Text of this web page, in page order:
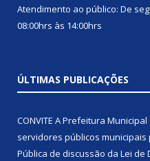
Atendimento ao público: De
08:00hrs às 14:00hrs
ÚLTIMAS PUBLICAÇÕES
CONVITE A Prefeitura
servidores públicos
Pública de discussão da Lei de